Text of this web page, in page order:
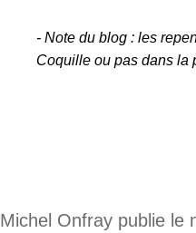
- Note du blog : les
Coquille ou pas dans la
Michel Onfray publie le